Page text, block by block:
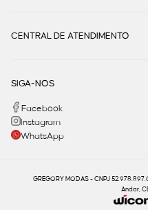
CENTRAL DE ATENDIMENTO
SIGA-NOS
Facebook
Instagram
WhatsApp
GREGORY MODAS - CNPJ
Andar,